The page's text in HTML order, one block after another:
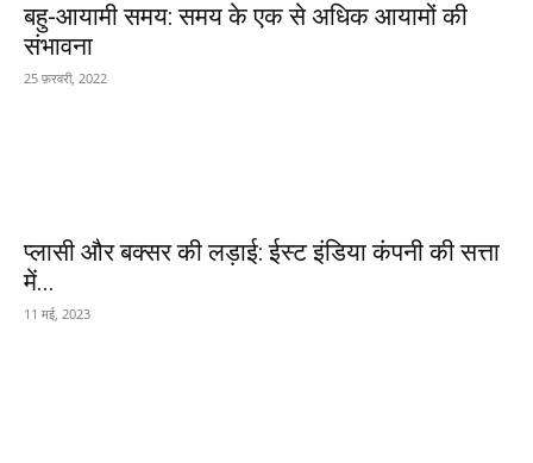
बहु-आयामी समय: समय के एक से अधिक आयामों की
संभावना
25 फ़रवरी, 2022
प्लासी और बक्सर की लड़ाई: ईस्ट इंडिया कंपनी की सत्ता
में...
11 मई, 2023